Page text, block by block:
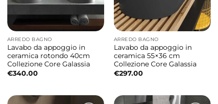
ARREDO BAGNO
Lavabo da appoggio in
ceramica rotondo 40cm
Collezione Core Galassia
€340.00
ARREDO BAGNO
Lavabo da appoggio in
ceramica 55×36 cm
Collezione Core Galassia
€297.00